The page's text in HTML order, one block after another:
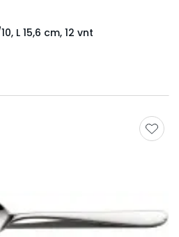
L 15,6 cm, 12 vnt